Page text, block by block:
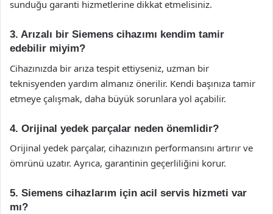
sunduğu garanti hizmetlerine dikkat etmelisiniz.
3. Arızalı bir Siemens cihazımı kendim tamir
edebilir miyim?
Cihazınızda bir arıza tespit ettiyseniz, uzman bir
teknisyenden yardım almanız önerilir. Kendi başınıza tamir
etmeye çalışmak, daha büyük sorunlara yol açabilir.
4. Orijinal yedek parçalar neden önemlidir?
Orijinal yedek parçalar, cihazınızın performansını artırır ve
ömrünü uzatır. Ayrıca, garantinin geçerliliğini korur.
5. Siemens cihazlarım için acil servis hizmeti var
mı?